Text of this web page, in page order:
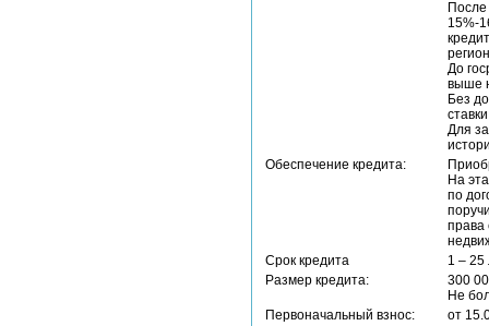
После
15%-
До
выше
Без
Для
Обеспечение кредита:
На
по
права
Срок кредита
1 – 25
Размер кредита:
300
Не
Первоначальный взнос:
от